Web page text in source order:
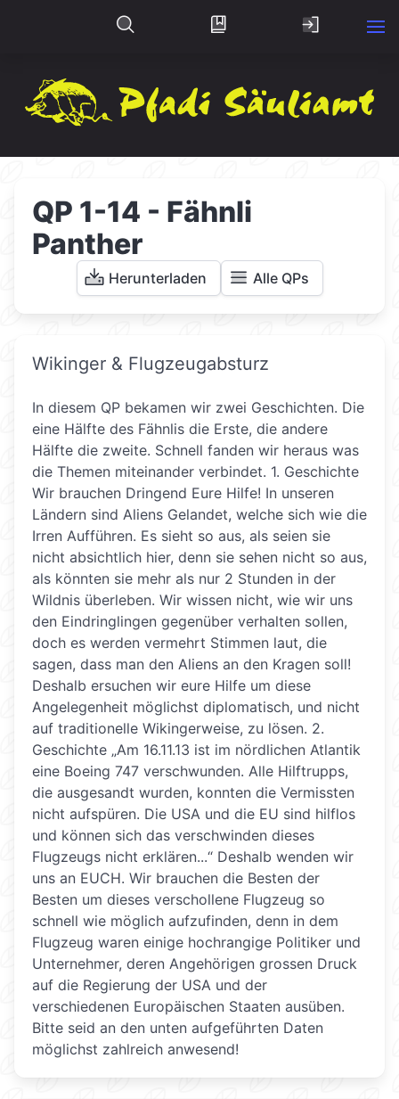
QP 1-14 - Fähnli
Panther
Herunterladen Alle QPs
Wikinger & Flugzeugabsturz
In diesem QP bekamen wir zwei Geschichten. Die
eine Hälfte des Fähnlis die Erste, die andere
Hälfte die zweite. Schnell fanden wir heraus was
die Themen miteinander verbindet. 1. Geschichte
Wir brauchen Dringend Eure Hilfe! In unseren
Ländern sind Aliens Gelandet, welche sich wie die
Irren Aufführen. Es sieht so aus, als seien sie
nicht absichtlich hier, denn sie sehen nicht so aus,
als könnten sie mehr als nur 2 Stunden in der
Wildnis überleben. Wir wissen nicht, wie wir uns
den Eindringlingen gegenüber verhalten sollen,
doch es werden vermehrt Stimmen laut, die
sagen, dass man den Aliens an den Kragen soll!
Deshalb ersuchen wir eure Hilfe um diese
Angelegenheit möglichst diplomatisch, und nicht
auf traditionelle Wikingerweise, zu lösen. 2.
Geschichte „Am 16.11.13 ist im nördlichen Atlantik
eine Boeing 747 verschwunden. Alle Hilftrupps,
die ausgesandt wurden, konnten die Vermissten
nicht aufspüren. Die USA und die EU sind hilflos
und können sich das verschwinden dieses
Flugzeugs nicht erklären...“ Deshalb wenden wir
uns an EUCH. Wir brauchen die Besten der
Besten um dieses verschollene Flugzeug so
schnell wie möglich aufzufinden, denn in dem
Flugzeug waren einige hochrangige Politiker und
Unternehmer, deren Angehörigen grossen Druck
auf die Regierung der USA und der
verschiedenen Europäischen Staaten ausüben.
Bitte seid an den unten aufgeführten Daten
möglichst zahlreich anwesend!